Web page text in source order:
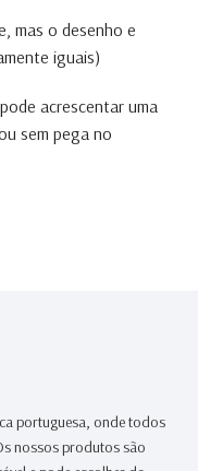
mas o desenho e
iguais)
acrescentar uma
sem pega no
portuguesa, onde todos
nossos produtos são